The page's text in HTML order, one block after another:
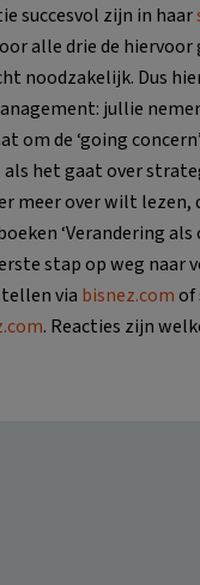
succesvol zijn in haar
alle drie de hiervoor
noodzakelijk. Dus
jullie
om de ‘going
als het gaat over
meer over wilt lezen,
‘Verandering als
stap op weg naar
via bisnez.comof
. Reacties zijn